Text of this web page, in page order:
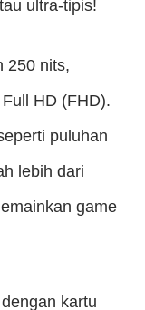
ultra-tipis!
250 nits,
HD (FHD).
puluhan
lebih dari
game
kartu